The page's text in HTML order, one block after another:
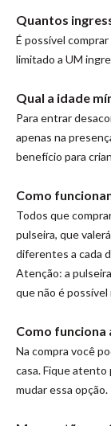
Quantos
É possível
limitado a UM
Qual a idade
Para entrar
apenas na
benefício para
Como
Todos que
pulseira, que
diferentes a cada
Atenção: a
que não é
Como funciona
Na compra você
casa. Fique atento
mudar essa opção.